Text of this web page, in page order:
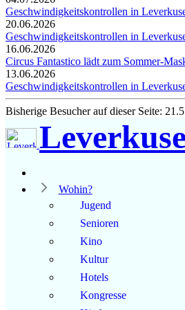
Geschwindigkeitskontrollen in
20.06.2026
Geschwindigkeitskontrollen in
16.06.2026
Circus Fantastico lädt zum Sommer-
13.06.2026
Geschwindigkeitskontrollen in
Bisherige Besucher auf dieser Seite:
Wohin?
Jugend
Senioren
Kino
Kultur
Hotels
Kongresse